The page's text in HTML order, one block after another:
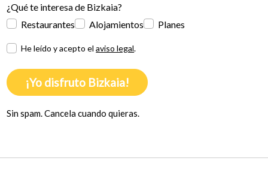
¿Qué te interesa de Bizkaia?
Restaurantes
Alojamientos Planes
He leído y acepto elaviso legal.
¡Yo disfruto Bizkaia!
Sin spam. Cancela cuando quieras.